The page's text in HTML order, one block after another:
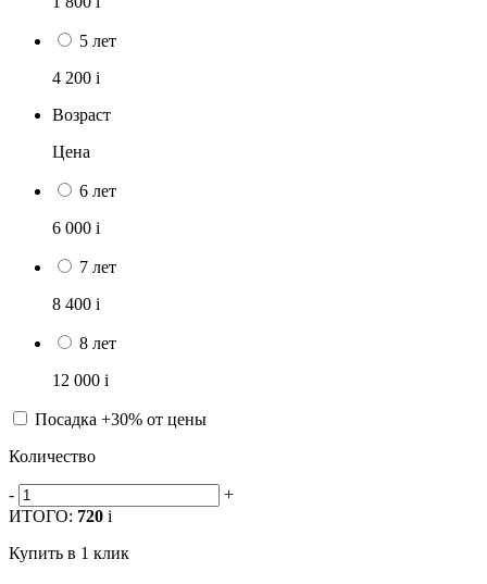
5 лет
4 200 i
Возраст
Цена
6 лет
6 000 i
7 лет
8 400 i
8 лет
12 000 i
Посадка +30% от цены
Количество
-
+
ИТОГО: 720 i
Купить в 1 клик